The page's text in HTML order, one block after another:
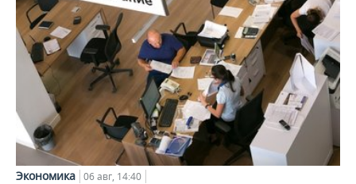
Экономика 06 авг, 14:40